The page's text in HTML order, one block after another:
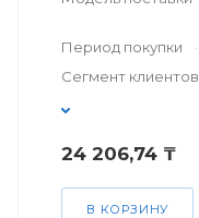
Период покупки
Сегмент клиентов
24 206,74 ₸
В КОРЗИНУ